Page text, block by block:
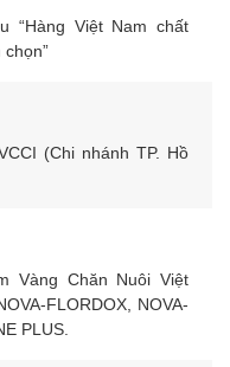
“Hàng Việt Nam chất
(Chi nhánh TP. Hồ
Vàng Chăn Nuôi Việt
FLORDOX, NOVA-
PLUS.